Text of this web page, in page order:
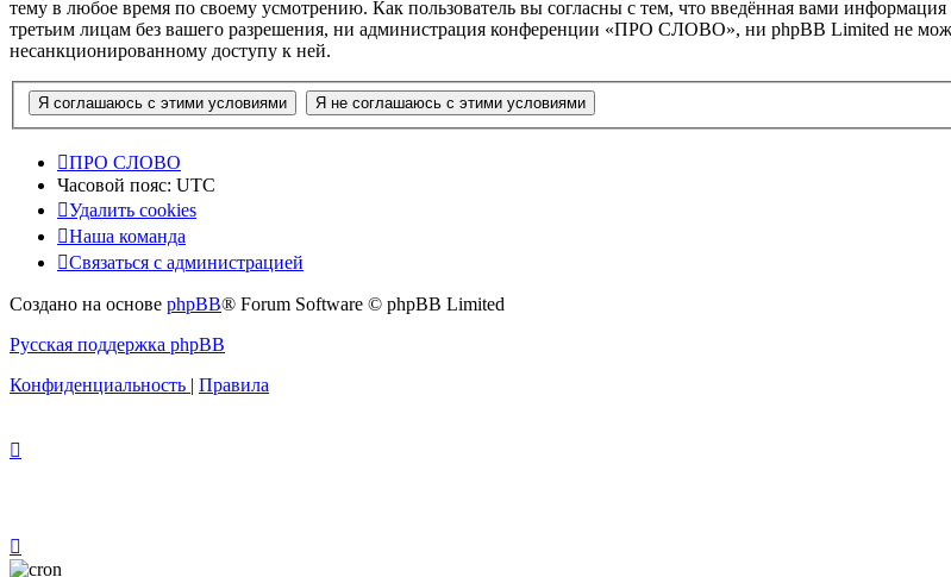
тему в любое время по своему усмотрению. Как пользователь вы согласны с тем, что введённая вами
третьим лицам без вашего разрешения, ни администрация конференции «ПРО СЛОВО», ни phpBB Limited не
несанкционированному доступу к ней.
ПРО СЛОВО
Часовой пояс: UTC
Удалить cookies
Наша команда
Связаться с администрацией
Создано на основе phpBB® Forum Software © phpBB Limited
Русская поддержка phpBB
Конфиденциальность | Правила